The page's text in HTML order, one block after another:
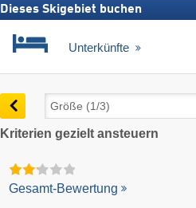
Dieses Skigebiet buchen
Unterkünfte
Kriterien gezielt ansteuern
Gesamt-Bewertung